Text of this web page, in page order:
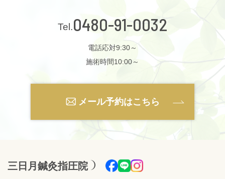
0480-91-0032
電話応対9:30～
施術時間10:00～
メール予約はこちら
三日月鍼灸指圧院